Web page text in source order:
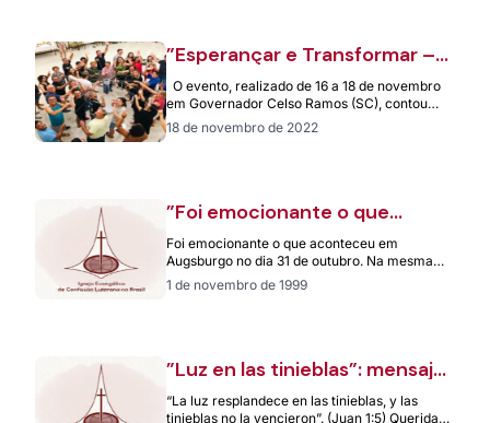
”Esperançar e Transformar –
III Encontro Nacional da Rede
de Diaconia
O evento, realizado de 16 a 18 de novembro
em Governador Celso Ramos (SC), contou
com a participação de…
18 de novembro de 2022
”Foi emocionante o que
avalia o pastor Meinrad Piske
Foi emocionante o que aconteceu em
Augsburgo no dia 31 de outubro. Na mesma
cidade onde foi proclamada, em 1530,…
1 de novembro de 1999
”Luz en las tinieblas”: mensaje
“La luz resplandece en las tinieblas, y las
tinieblas no la vencieron”. (Juan 1:5) Queridas